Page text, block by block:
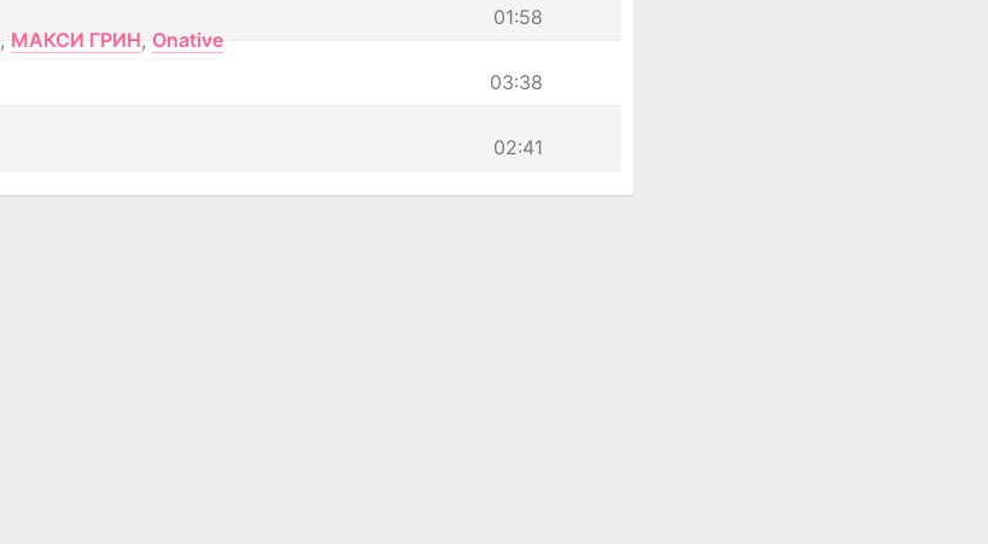
01:58
, МАКСИ ГРИН, Onative
03:38
02:41